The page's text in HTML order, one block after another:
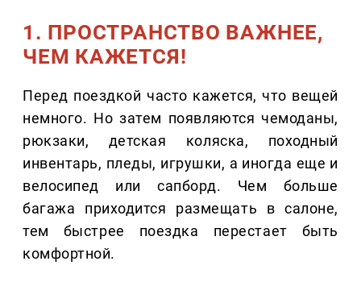
1. ПРОСТРАНСТВО ВАЖНЕЕ,
ЧЕМ КАЖЕТСЯ!
Перед поездкой часто кажется, что вещей
немного. Но затем появляются чемоданы,
рюкзаки, детская коляска, походный
инвентарь, пледы, игрушки, а иногда еще и
велосипед или сапборд. Чем больше
багажа приходится размещать в салоне,
тем быстрее поездка перестает быть
комфортной.